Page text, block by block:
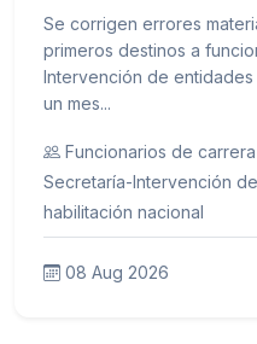
Se corrigen errores
primeros destinos a
Intervención de
un mes...
Funcionarios de
Secretaría-Intervención
habilitación nacional
08 Aug 2026